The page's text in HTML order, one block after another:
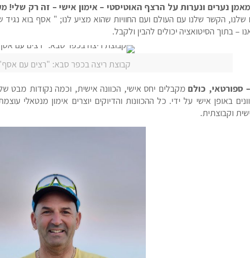
נערים ונערות על הרצף האוטיסטי – אימון אישי – זה רק שלי!
שלנו, הקשר שלנו עם העולם ועם החוויות שהוא מציע לנו; " אסף בוא נגיד
– בתוך הסיטואציה יכולים להבין ולקבל.
קבוצת ריצה בכפר סבא: "רצים עם
– ספורטאי, כולםמקבלים יחס אישי, הכוונה אישית, וכמה נקודות מבט
באופן אישי על ידי. כל ההכוונות והדיוקים יוצרים אימון מנטאלי
וקבוצתית.